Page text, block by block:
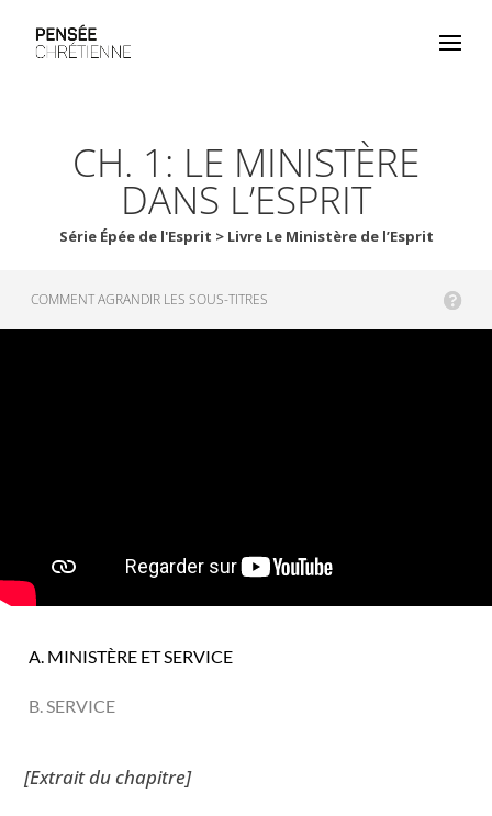
CH. 1: LE MINISTÈRE
DANS L’ESPRIT
Série Épée de l'Esprit > Livre Le Ministère de l’Esprit
COMMENT AGRANDIR LES SOUS-TITRES
A. MINISTÈRE ET SERVICE
B. SERVICE
[Extrait du chapitre]